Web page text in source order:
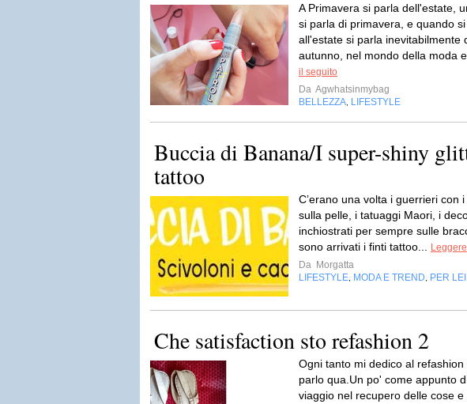
A Primavera si parla dell'estate,
si parla di primavera, e quando
all'estate si parla inevitabilmente
autunno, nel mondo della moda
il seguito
Da Agwhatsinmybag
BELLEZZA LIFESTYLE
Buccia di Banana/I super-shiny
tattoo
C’erano una volta i guerrieri con
sulla pelle, i tatuaggi Maori, i
inchiostrati per sempre sulle
sono arrivati i finti tattoo...
Da Morgatta
LIFESTYLE MODA E TREND PER LEI
Che satisfaction sto refashion 2
Ogni tanto mi dedico al refashion
parlo qua.Un po' come appunto
viaggio nel recupero delle cose e